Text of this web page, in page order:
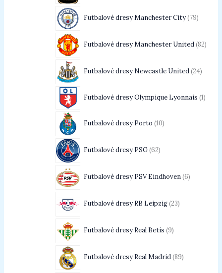
Futbalové dresy Manchester City 79
Futbalové dresy Manchester United 82
Futbalové dresy Newcastle United 24
Futbalové dresy Olympique Lyonnais 1
Futbalové dresy Porto 10
Futbalové dresy PSG 62
Futbalové dresy PSV Eindhoven 6
Futbalové dresy RB Leipzig 23
Futbalové dresy Real Betis 9
Futbalové dresy Real Madrid 89